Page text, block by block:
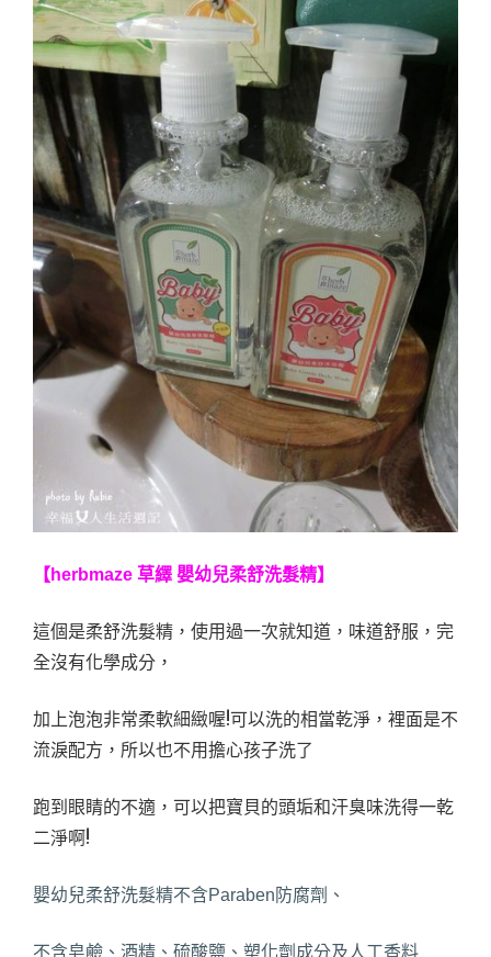
【herbmaze 草繹 嬰幼兒柔舒洗髮精】
這個是柔舒洗髮精，使用過一次就知道，味道舒服，完
全沒有化學成分，
加上泡泡非常柔軟細緻喔!可以洗的相當乾淨，裡面是不
流淚配方，所以也不用擔心孩子洗了
跑到眼睛的不適，可以把寶貝的頭垢和汗臭味洗得一乾
二淨啊!
嬰幼兒柔舒洗髮精不含Paraben防腐劑、
不含皂鹼、酒精、硫酸鹽、塑化劑成分及人工香料